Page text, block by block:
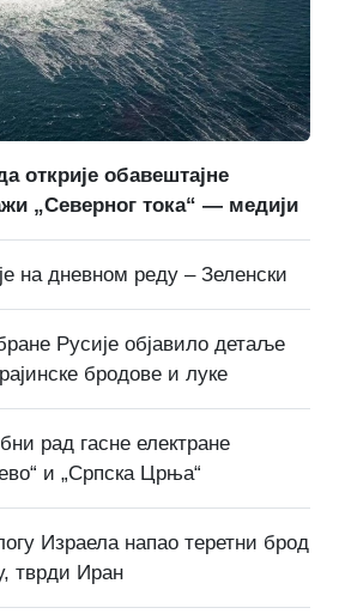
открије обавештајне
„Северног тока“ — медији
на дневном реду – Зеленски
Русије објавило детаље
бродове и луке
рад гасне електране
и „Српска Црња“
Израела напао теретни брод
тврди Иран